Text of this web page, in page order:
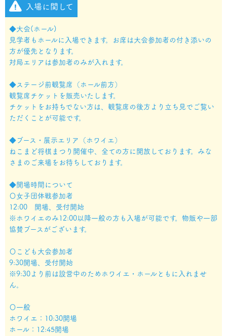
入場に関して
◆大会(ホール)
見学者もホールに入場できます。お席は大会参加者の付き添いの
方が優先となります。
対局エリアは参加者のみが入れます。
◆ステージ前観覧席（ホール前方）
観覧席チケットを販売いたします。
チケットをお持ちでない方は、観覧席の後方より立ち見でご覧い
ただくことが可能です。
◆ブース・展示エリア（ホワイエ）
ねこまど将棋まつり開催中、全ての方に開放しております。みな
さまのご来場をお待ちしております。
◆開場時間について
〇女子団体戦参加者
12:00 開場、受付開始
※ホワイエのみ12:00以降一般の方も入場が可能です。物販や一部
協賛ブースがございます。
〇こども大会参加者
9:30開場、受付開始
※9:30より前は設営中のためホワイエ・ホールともに入れませ
ん。
〇一般
ホワイエ：10:30開場
ホール：12:45開場